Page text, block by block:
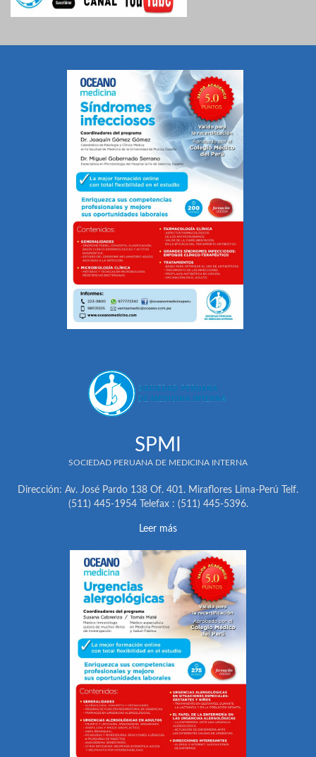
SPMI
SOCIEDAD PERUANA DE MEDICINA INTERNA
Dirección: Av. José Pardo 138 Of. 401. Miraflores Lima-Perú Telf.
(511) 445-1954 Telefax : (511) 445-5396.
Leer más